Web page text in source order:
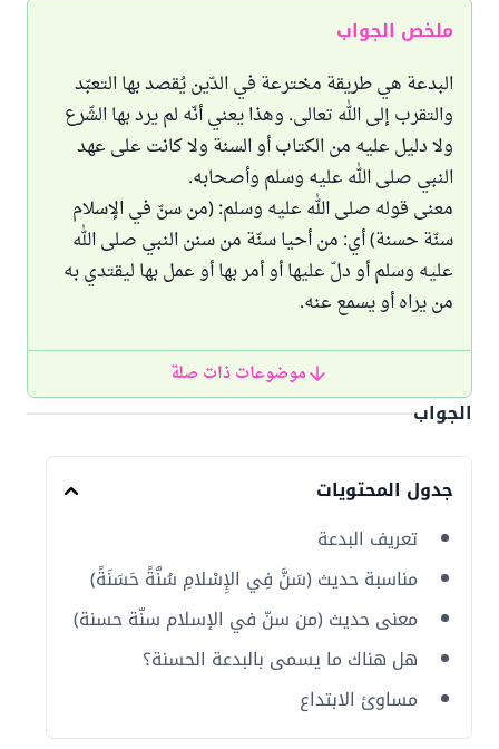
ملخص الجواب
البدعة هي طريقة مخترعة في الدّين يُقصد بها التعبّد
والتقرب إلى الله تعالى. وهذا يعني أنّه لم يرد بها الشّرع
ولا دليل عليه من الكتاب أو السنة ولا كانت على عهد
النبي صلى الله عليه وسلم وأصحابه.
معنى قوله صلى الله عليه وسلم: (من سنّ في الإسلام
سنّة حسنة) أي: من أحيا سنّة من سنن النبي صلى الله
عليه وسلم أو دلّ عليها أو أمر بها أو عمل بها ليقتدي به
من يراه أو يسمع عنه.
موضوعات ذات صلة
الجواب
جدول المحتويات
تعريف البدعة
مناسبة حديث (سَنَّ فِي الإِسْلامِ سُنَّةً حَسَنَةً)
معنى حديث (من سنّ في الإسلام سنّة حسنة)
هل هناك ما يسمى بالبدعة الحسنة؟
مساوئ الابتداع